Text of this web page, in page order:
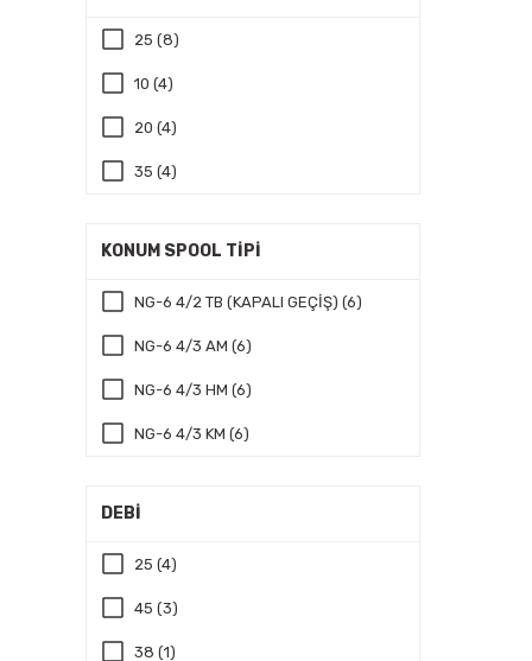
25 (8)
10 (4)
20 (4)
35 (4)
115.6 (1)
12 (1)
12.2 (1)
13.7 (1)
16.6 (1)
21 (1)
22.7 (1)
25.3 (1)
26.6 (1)
KONUM SPOOL TİPİ
NG-6 4/2 TB (KAPALI GEÇİŞ) (6)
NG-6 4/3 AM (6)
NG-6 4/3 HM (6)
NG-6 4/3 KM (6)
NG-6 4/2 ÇB DETANLI (3)
NG-6 4/2 TB (AÇIK GEÇİŞ) (2)
ABT GÖVDE (1)
AM GÖVDE (1)
DEBİ
25 (4)
45 (3)
38 (1)